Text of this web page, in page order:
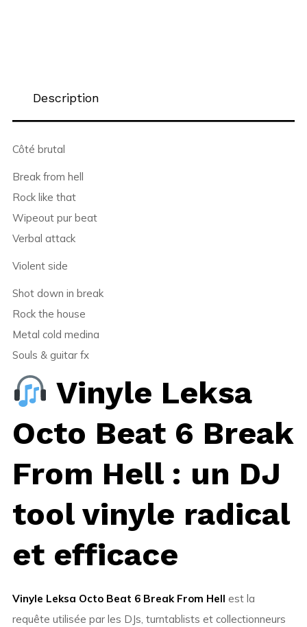
Description
Côté brutal
Break from hell
Rock like that
Wipeout pur beat
Verbal attack
Violent side
Shot down in break
Rock the house
Metal cold medina
Souls & guitar fx
Vinyle Leksa
Octo Beat 6 Break
From Hell : un DJ
tool vinyle radical
et efficace
Vinyle Leksa Octo Beat 6 Break From Hell est la
requête utilisée par les DJs, turntablists et collectionneurs